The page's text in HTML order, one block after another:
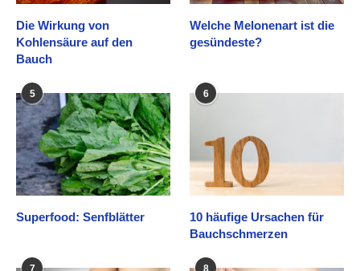
Die Wirkung von
Kohlensäure auf den
Bauch
Welche Melonenart ist die
gesündeste?
5
Superfood: Senfblätter
6
10 häufige Ursachen für
Bauchschmerzen
7 8